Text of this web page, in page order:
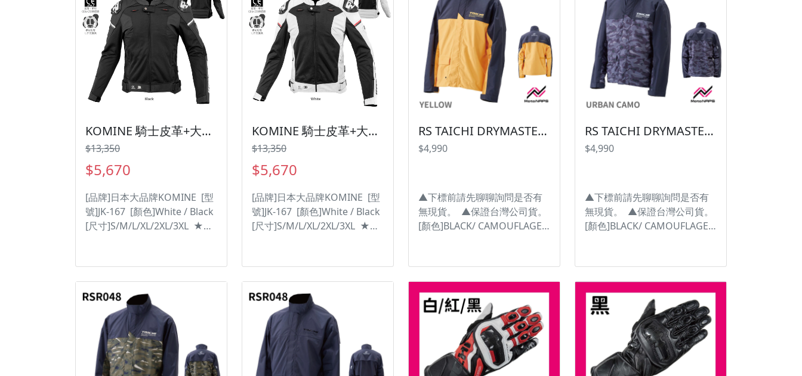
KOMINE 騎士皮革+大網眼防摔外套 JK-167白色 / 黑色七件式護具 台灣納普司總代理【黑色賣場】
$13,350
$5,670
[品牌]日本大品牌KOMINE [型
號]JK-167 [顏色]White / Black
[尺寸]S/M/L/XL/2XL/3XL ★大
設計。 ★標準配備：七件式護
具。 ★肩膀、手肘護具採用CE
Level 2歐盟EN1621-1認證護
具。 ★前胸採用硬式護具(女
版為微凸型胸型護具)。 ★夜
間反光條設計，夜間騎乘更安
全。 #台灣納普司 #KOMINE
#台灣總代理公司貨 #防摔衣 #
KOMINE 騎士皮革+大網眼防摔外套 JK-167白色 / 黑色七件式護具 台灣納普司總代理【白色賣場】
$13,350
$5,670
[品牌]日本大品牌KOMINE [型
號]JK-167 [顏色]White / Black
[尺寸]S/M/L/XL/2XL/3XL ★大
設計。 ★標準配備：七件式護
具。 ★肩膀、手肘護具採用CE
Level 2歐盟EN1621-1認證護
具。 ★前胸採用硬式護具(女
版為微凸型胸型護具)。 ★夜
間反光條設計，夜間騎乘更安
全。 #台灣納普司 #KOMINE
#台灣總代理公司貨 #防摔衣 #
RS TAICHI DRYMASTER RAIN SUIT RSR048 防水透濕雨衣【 YELLOW賣場】
$4,990
▲下標前請先聊聊詢問是否有
無現貨。 ▲保證台灣公司貨。
[顏色]BLACK/ CAMOUFLAGE/
錢與性能間取得平衡，同時兼
備防水透濕性能。從通勤到旅
遊都適合的萬用款式。 ・耐水
壓20,000mm、透濕度10,000g
/ ㎡ / 24h(初期值)並結合
DRYMASTER性能。 ・在騎車
時可以防止雨水滲透及將濕氣
排出，保持雨衣內部舒適。 ・
RS TAICHI DRYMASTER RAIN SUIT RSR048 防水透濕雨衣【URBAN CAMO賣場】
$4,990
▲下標前請先聊聊詢問是否有
無現貨。 ▲保證台灣公司貨。
[顏色]BLACK/ CAMOUFLAGE/
錢與性能間取得平衡，同時兼
備防水透濕性能。從通勤到旅
遊都適合的萬用款式。 ・耐水
壓20,000mm、透濕度10,000g
/ ㎡ / 24h(初期值)並結合
DRYMASTER性能。 ・在騎車
時可以防止雨水滲透及將濕氣
排出，保持雨衣內部舒適。 ・